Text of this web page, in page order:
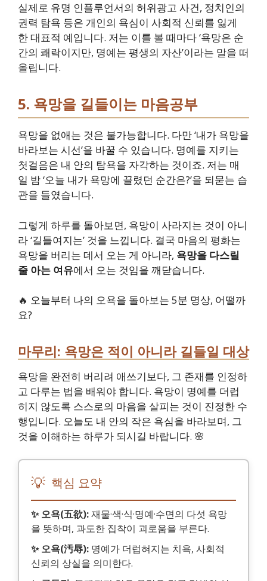
실제로 유명 인플루언서의 허위광고 사건, 정치인의
권력 탐욕 등은 개인의 욕심이 사회적 신뢰를 잃게
한 대표적 예입니다. 저는 이를 볼 때마다 ‘욕망은 순
간의 쾌락이지만, 명예는 평생의 자산’이라는 말을 떠
올립니다.
5. 욕망을 길들이는 마음공부
욕망을 없애는 것은 불가능합니다. 다만 ‘내가 욕망을
바라보는 시선’을 바꿀 수 있습니다. 명예를 지키는
첫걸음은 내 안의 탐욕을 자각하는 것이죠. 저는 매
일 밤 ‘오늘 내가 욕망에 끌렸던 순간은?’을 되묻는 습
관을 들였습니다.
그렇게 하루를 돌아보면, 욕망이 사라지는 것이 아니
라 ‘길들여지는’ 것을 느낍니다. 결국 마음의 평화는
욕망을 버리는 데서 오는 게 아니라, 욕망을 다스릴
줄 아는 여유에서 오는 것임을 깨닫습니다.
🔥 오늘부터 나의 오욕을 돌아보는 5분 명상, 어떨까
요?
마무리: 욕망은 적이 아니라 길들일 대상
욕망을 완전히 버리려 애쓰기보다, 그 존재를 인정하
고 다루는 법을 배워야 합니다. 욕망이 명예를 더럽
히지 않도록 스스로의 마음을 살피는 것이 진정한 수
행입니다. 오늘도 내 안의 작은 욕심을 바라보며, 그
것을 이해하는 하루가 되시길 바랍니다. 🌸
💡 핵심 요약
✨ 오욕(五欲):재물·색·식·명예·수면의 다섯 욕망
을 뜻하며, 과도한 집착이 괴로움을 부른다.
✨ 오욕(汚辱): 명예가 더럽혀지는 치욕, 사회적
신뢰의 상실을 의미한다.